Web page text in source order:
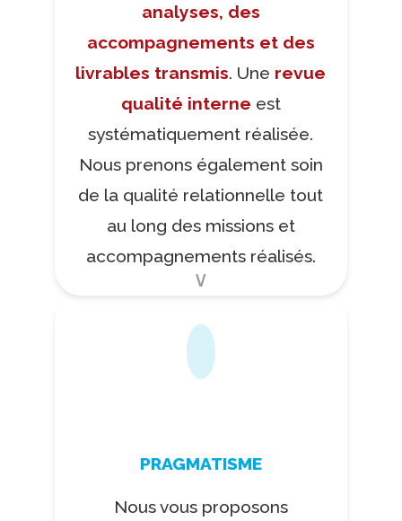
analyses, des
accompagnements et des
livrables transmis. Une revue
qualité interne est
systématiquement réalisée.
Nous prenons également soin
de la qualité relationnelle tout
au long des missions et
accompagnements réalisés.
PRAGMATISME
Nous vous proposons